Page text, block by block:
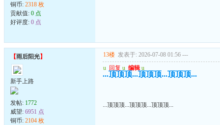
铜币: 2318 枚
贡献值: 0 点
好评度: 0 点
【雨后阳光】
新手上路
发帖: 1772
威望: 6951 点
铜币: 2104 枚
13楼 发表于: 2026-07-08 01:56 ---
u 回复 u 编辑 u
...顶顶顶...顶顶顶...顶顶顶...
...顶顶顶...顶顶顶...顶顶顶...